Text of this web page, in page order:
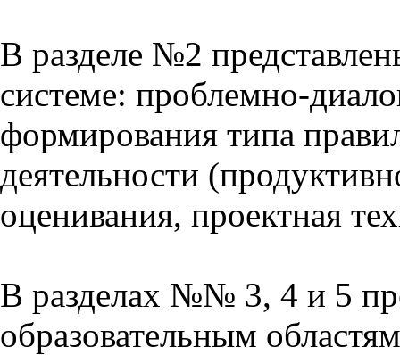
В разделе №2
системе: проблемно-
формирования типа
деятельности
оценивания, проектная
В разделах №№ 3, 4 и 5
образовательным